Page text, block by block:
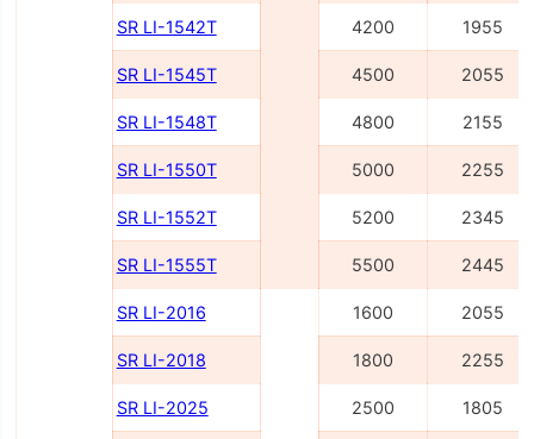
SR LI-1542Т 4200 1955
SR LI-1545Т 4500 2055
SR LI-1548Т 4800 2155
SR LI-1550Т 5000 2255
SR LI-1552Т 5200 2345
SR LI-1555Т 5500 2445
SR LI-2016 1600 2055
SR LI-2018 1800 2255
SR LI-2025 2500 1805